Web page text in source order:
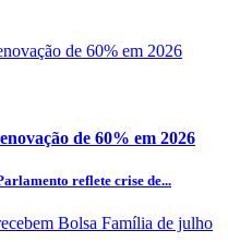
de 60% em 2026
reflete crise de...